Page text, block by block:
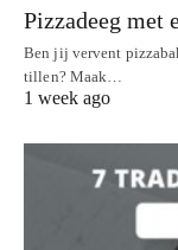
Pizzadeeg met
Ben jij vervent
tillen? Maak…
1 week ago